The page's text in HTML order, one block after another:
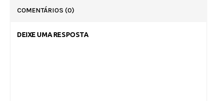
COMENTÁRIOS (0)
DEIXE UMA RESPOSTA